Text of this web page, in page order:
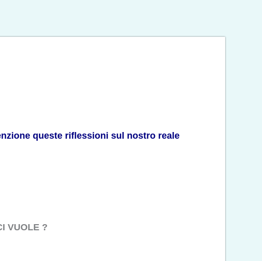
queste riflessioni sul nostro reale
VUOLE ?